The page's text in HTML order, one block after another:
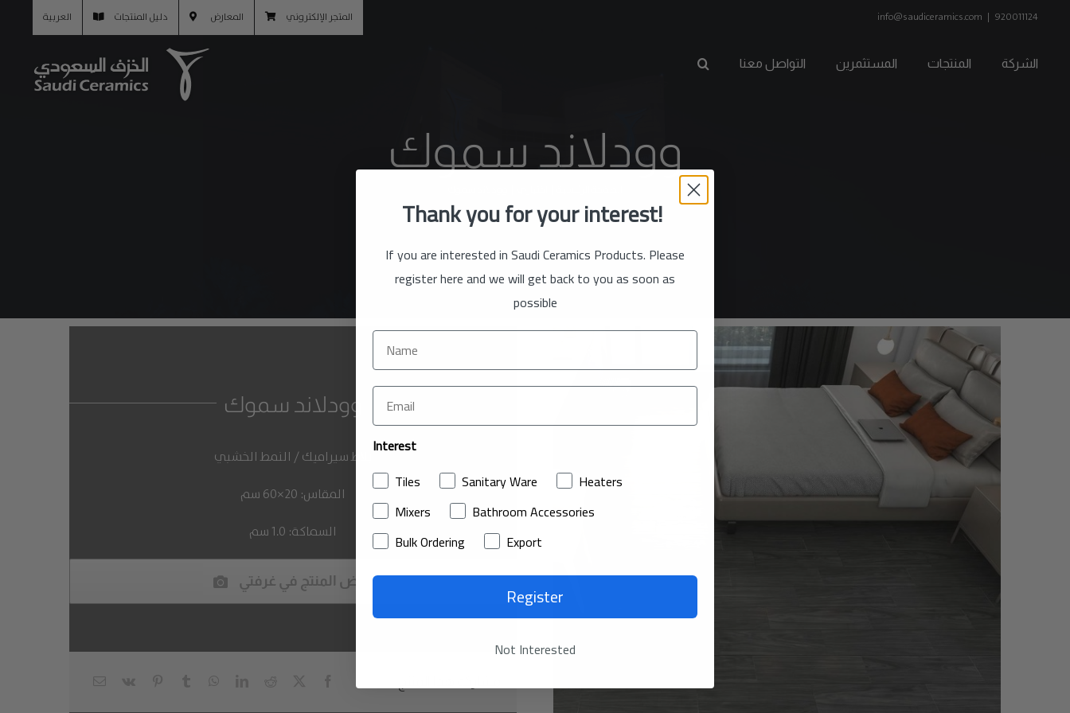
920011124
|
info@saudiceramics.com المتجر الإلكتروني المعارض دليل المنتجات العربية
الشركة المنتجات المستثمرين التواصل معنا
وودلاند سموك
وودلاند سموك
بلاط سيراميك / النمط الخشبي
المقاس: 20×60 سم
السماكة: 1.0 سم
عرض المنتج في غرفتي
Thank you for your interest!
If you are interested in Saudi Ceramics Products. Please
register here and we will get back to you as soon as
possible
Interest
Tiles
Sanitary Ware
Heaters
Mixers
Bathroom Accessories
Bulk Ordering
Export
Register
Not Interested